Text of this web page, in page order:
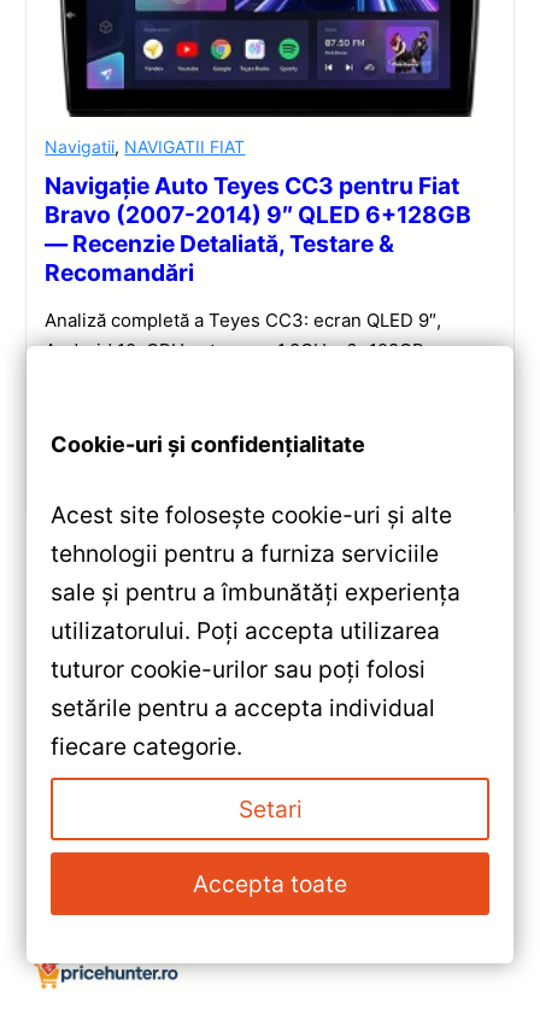
Navigatii, NAVIGATII FIAT
Navigație Auto Teyes CC3 pentru Fiat
Bravo (2007-2014) 9″ QLED 6+128GB
— Recenzie Detaliată, Testare &
Recomandări
Analiză completă a Teyes CC3: ecran QLED 9″,
Android 10, CPU octa-core 1.8GHz, 6+128GB,
«Navigatie Auto MOSS M2
pentru Skoda Octavia 3 (2013-
2018) – Performanta premium
cu Android, Bluetooth 5.1 si DSP
Navigatie Auto MOSS M2
pentru Skoda Octavia 2 (2004-
2013): Performanta si
Conectivitate de Top
Cookie-uri și confidențialitate
Acest site folosește cookie-uri și alte
tehnologii pentru a furniza serviciile
sale și pentru a îmbunătăți experiența
utilizatorului. Poți accepta utilizarea
tuturor cookie-urilor sau poți folosi
setările pentru a accepta individual
fiecare categorie.
Setari
Accepta toate